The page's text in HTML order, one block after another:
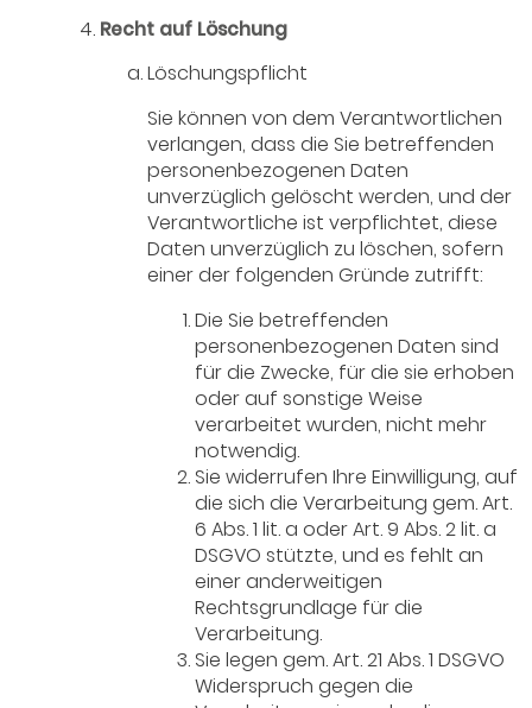
Recht auf Löschung
Löschungspflicht
Sie können von dem Verantwortlichen
verlangen, dass die Sie betreffenden
personenbezogenen Daten
unverzüglich gelöscht werden, und der
Verantwortliche ist verpflichtet, diese
Daten unverzüglich zu löschen, sofern
einer der folgenden Gründe zutrifft:
Die Sie betreffenden
personenbezogenen Daten sind
für die Zwecke, für die sie erhoben
oder auf sonstige Weise
verarbeitet wurden, nicht mehr
notwendig.
Sie widerrufen Ihre Einwilligung, auf
die sich die Verarbeitung gem. Art.
6 Abs. 1 lit. a oder Art. 9 Abs. 2 lit. a
DSGVO stützte, und es fehlt an
einer anderweitigen
Rechtsgrundlage für die
Verarbeitung.
Sie legen gem. Art. 21 Abs. 1 DSGVO
Widerspruch gegen die